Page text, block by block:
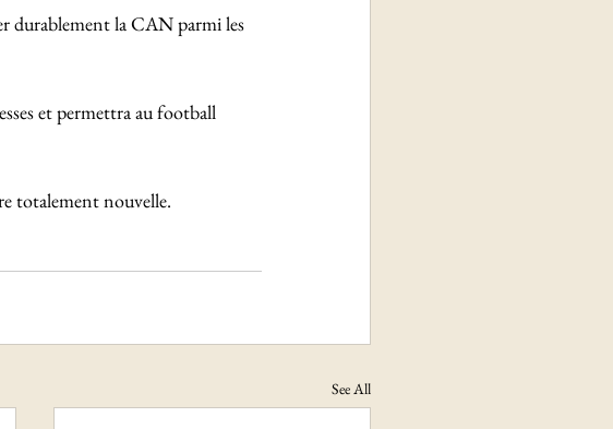
durablement la CAN parmi les
et permettra au football
totalement nouvelle.
See All